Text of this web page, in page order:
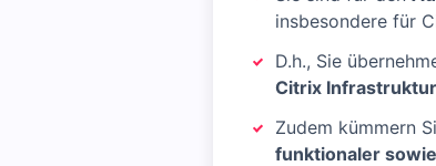
insbesondere für
D.h., Sie
Citrix
Zudem kümmern
funktionaler